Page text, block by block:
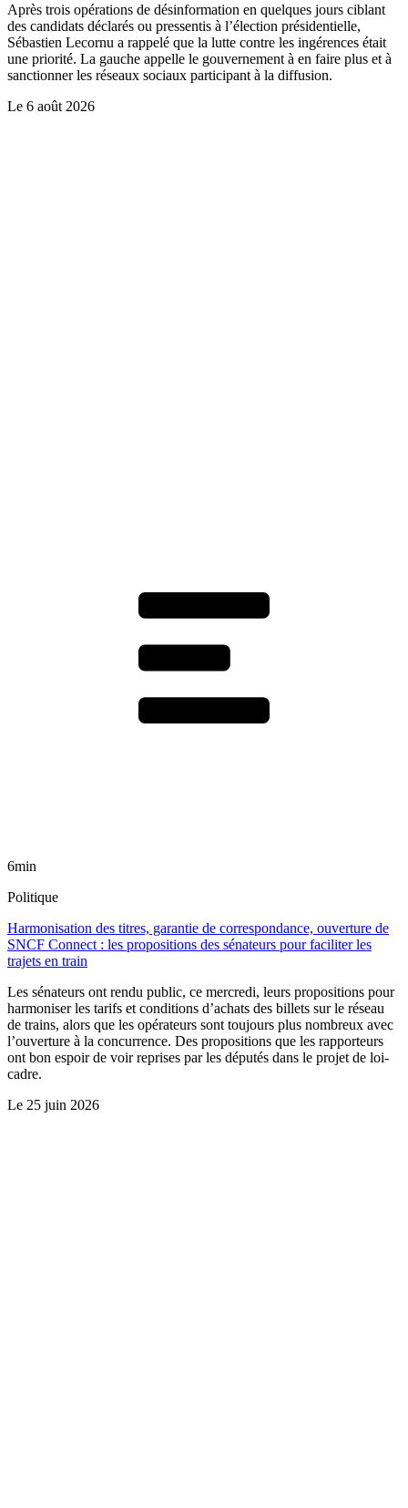
Après trois opérations de désinformation en quelques jours ciblant
des candidats déclarés ou pressentis à l’élection présidentielle,
Sébastien Lecornu a rappelé que la lutte contre les ingérences était
une priorité. La gauche appelle le gouvernement à en faire plus et à
sanctionner les réseaux sociaux participant à la diffusion.
Le 6 août 2026
6min
Politique
Harmonisation des titres, garantie de correspondance, ouverture de
SNCF Connect : les propositions des sénateurs pour faciliter les
trajets en train
Les sénateurs ont rendu public, ce mercredi, leurs propositions pour
harmoniser les tarifs et conditions d’achats des billets sur le réseau
de trains, alors que les opérateurs sont toujours plus nombreux avec
l’ouverture à la concurrence. Des propositions que les rapporteurs
ont bon espoir de voir reprises par les députés dans le projet de loi-
cadre.
Le 25 juin 2026